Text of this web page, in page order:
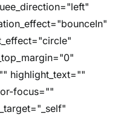
highlight_text=""
focus=""